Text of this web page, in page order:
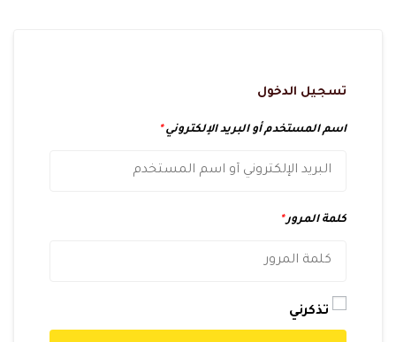
تسجيل الدخول
اسم المستخدم أو البريد الإلكتروني*
كلمة المرور*
تذكرني